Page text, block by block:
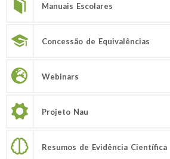
Manuais Escolares
Concessão de Equivalências
Webinars
Projeto Nau
Resumos de Evidência Científica